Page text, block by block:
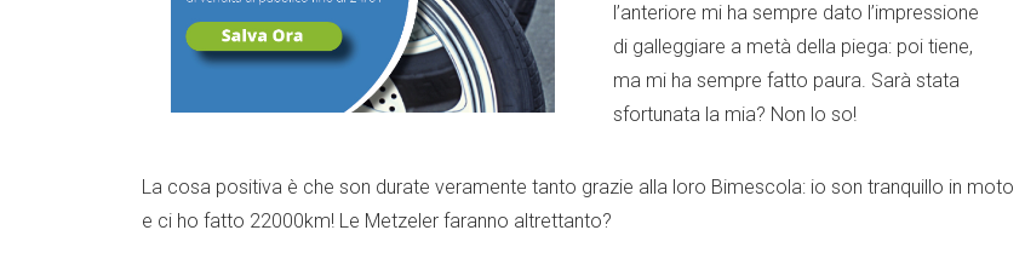
l’anteriore mi ha sempre dato l’impressione
di galleggiare a metà della piega: poi tiene,
ma mi ha sempre fatto paura. Sarà stata
sfortunata la mia? Non lo so!
La cosa positiva è che son durate veramente tanto grazie alla loro Bimescola: io son tranquillo in moto
e ci ho fatto 22000km! Le Metzeler faranno altrettanto?